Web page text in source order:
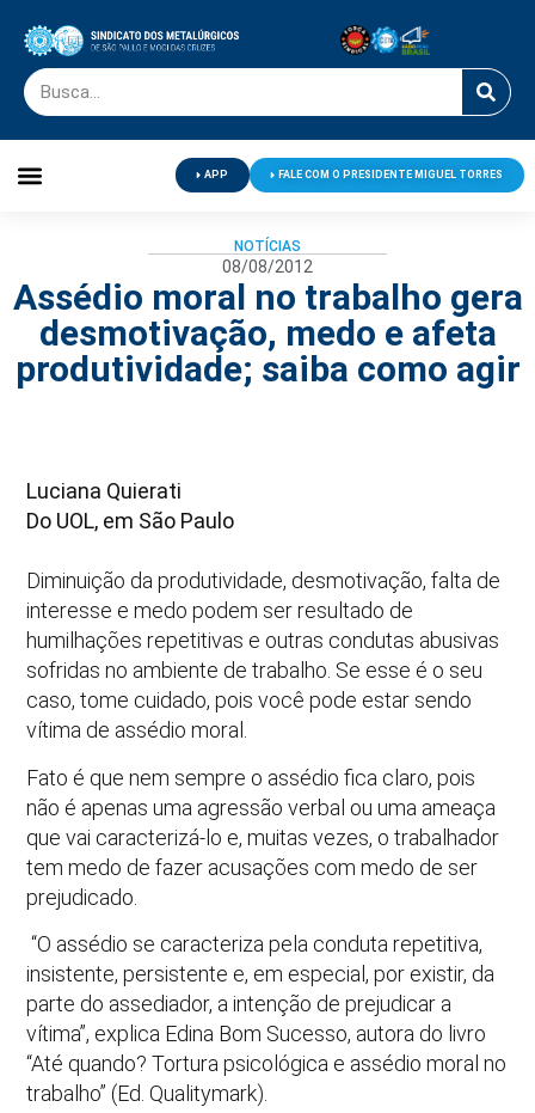
APP FALE COM O PRESIDENTE MIGUEL TORRES
NOTÍCIAS
08/08/2012
Assédio moral no trabalho gera
desmotivação, medo e afeta
produtividade; saiba como agir
Luciana Quierati
Do UOL, em São Paulo
Diminuição da produtividade, desmotivação, falta de
interesse e medo podem ser resultado de
humilhações repetitivas e outras condutas abusivas
sofridas no ambiente de trabalho. Se esse é o seu
caso, tome cuidado, pois você pode estar sendo
vítima de assédio moral.
Fato é que nem sempre o assédio fica claro, pois
não é apenas uma agressão verbal ou uma ameaça
que vai caracterizá-lo e, muitas vezes, o trabalhador
tem medo de fazer acusações com medo de ser
prejudicado.
“O assédio se caracteriza pela conduta repetitiva,
insistente, persistente e, em especial, por existir, da
parte do assediador, a intenção de prejudicar a
vítima”, explica Edina Bom Sucesso, autora do livro
“Até quando? Tortura psicológica e assédio moral no
trabalho” (Ed. Qualitymark).